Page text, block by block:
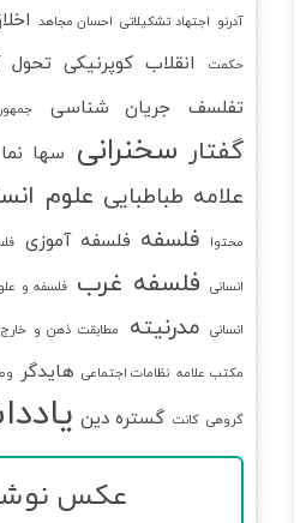
آدرنو اجتهاد تشکیلاتی احسان مجاهد
حکمت انقلاب کوپرنیکی تحول
تفلسف جریان شناسی
گفتار سخنرانی سها نما
علامه طباطبایی علوم
محتوا فلسفه فلسفه آموزی
انسانی فلسفه غرب فلسفه و
انسانی مدرنیته مطابقت ذهن و خارج
مکتب علامه نظامات اجتماعی هایدگر
گروهی کانت گستره دین
عکس